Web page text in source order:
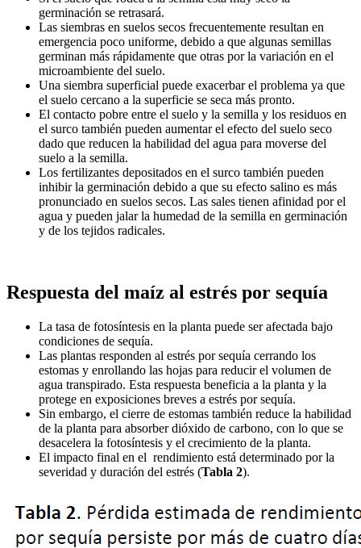
germinación se retrasará.
Las siembras en suelos secos frecuentemente resultan en
emergencia poco uniforme, debido a que algunas semillas
germinan más rápidamente que otras por la variación en el
microambiente del suelo.
Una siembra superficial puede exacerbar el problema ya que
el suelo cercano a la superficie se seca más pronto.
El contacto pobre entre el suelo y la semilla y los residuos en
el surco también pueden aumentar el efecto del suelo seco
dado que reducen la habilidad del agua para moverse del
suelo a la semilla.
Los fertilizantes depositados en el surco también pueden
inhibir la germinación debido a que su efecto salino es más
pronunciado en suelos secos. Las sales tienen afinidad por el
agua y pueden jalar la humedad de la semilla en germinación
y de los tejidos radicales.
Respuesta del maíz al estrés por sequía
La tasa de fotosíntesis en la planta puede ser afectada bajo
condiciones de sequía.
Las plantas responden al estrés por sequía cerrando los
estomas y enrollando las hojas para reducir el volumen de
agua transpirado. Esta respuesta beneficia a la planta y la
protege en exposiciones breves a estrés por sequía.
Sin embargo, el cierre de estomas también reduce la habilidad
de la planta para absorber dióxido de carbono, con lo que se
desacelera la fotosíntesis y el crecimiento de la planta.
El impacto final en el rendimiento está determinado por la
severidad y duración del estrés (Tabla 2).